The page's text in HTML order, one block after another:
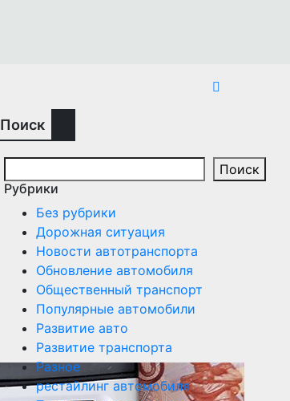
Поиск
Поиск
Рубрики
Без рубрики
Дорожная ситуация
Новости автотранспорта
Обновление автомобиля
Общественный транспорт
Популярные автомобили
Развитие авто
Развитие транспорта
Разное
рестайлинг автомобиля